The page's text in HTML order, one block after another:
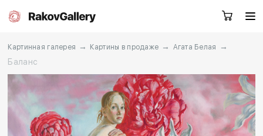
Москва
RU EN CN
Заказать звонок
Картинная галерея → Картины в продаже → Агата Белая
→
Баланс